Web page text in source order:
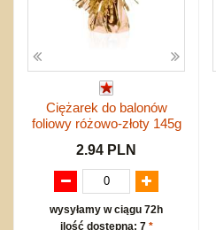
Ciężarek do balonów
foliowy różowo-złoty 145g
2.94 PLN
wysyłamy w ciągu 72h
ilość dostępna: 7 *